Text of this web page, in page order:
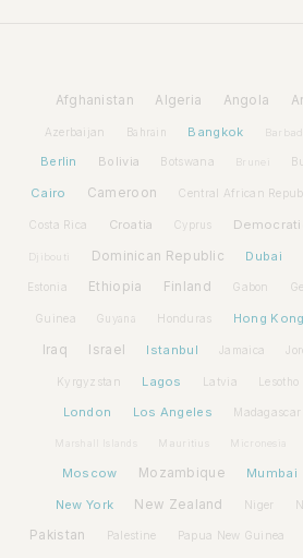
Afghanistan Algeria Angola
Azerbaijan Bahrain Bangkok
Berlin Bolivia Botswana Brunei
Cairo Cameroon Central African
Costa Rica Croatia Cyprus
Djibouti Dominican Republic Dubai
Estonia Ethiopia Finland Gabon
Guinea Guyana Honduras Hong Kong
Iraq Israel Istanbul Jamaica
Kyrgyzstan Lagos Latvia Lesotho
London Los Angeles Madagascar
Marshall Islands Mauritius Micronesia
Moscow Mozambique Mumbai
New York New Zealand Niger
Pakistan Palestine Papua New Guinea